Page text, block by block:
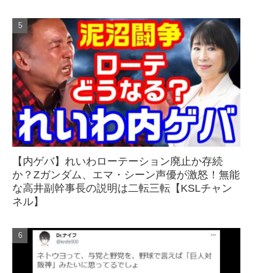
【内ゲバ】れいわローテーション廃止か存続
か？Zガンダム、エマ・シーン声優が激怒！無能
な高井副幹事長の説明は二転三転【KSLチャン
ネル】